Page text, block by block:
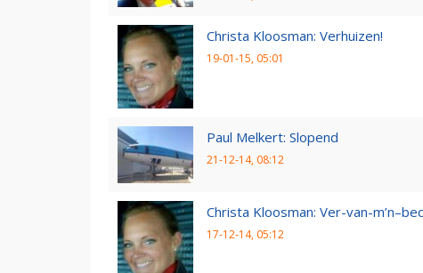
Christa Kloosman: Verhuizen!
19-01-15, 05:01
Paul Melkert: Slopend
21-12-14, 08:12
Christa Kloosman: Ver-van-
17-12-14, 05:12